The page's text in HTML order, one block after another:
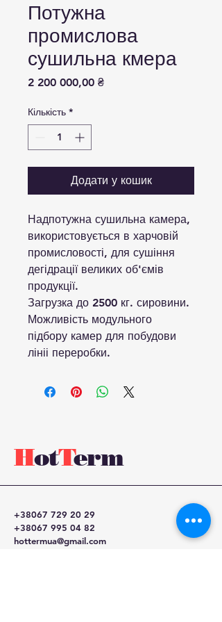
Потужна
промислова
сушильна кмера
2 200 000,00 ₴Ціна
Кількість *
Додати у кошик
Надпотужна сушильна камера,
використовується в харчовій
промисловості, для сушіння
дегідрації великих об'ємів
продукції.
Загрузка до 2500 кг. сировини.
Можливість модульного
підбору камер для побудови
лініі переробки.
HotTerm
+38067 729 20 29
+38067 995 04 82
hottermua@gmail.com